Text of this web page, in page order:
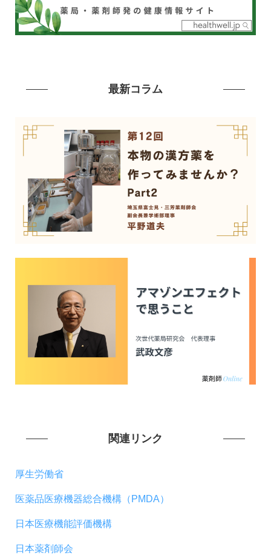
最新コラム
関連リンク
厚生労働省
医薬品医療機器総合機構（PMDA）
日本医療機能評価機構
日本薬剤師会